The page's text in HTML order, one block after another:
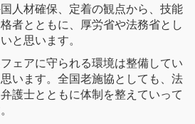
人材確保、定着の観点から、技能
者とともに、厚労省や法務省とし
と思います。
ェアに守られる環境は整備してい
います。全国老施協としても、法
護士とともに体制を整えていって